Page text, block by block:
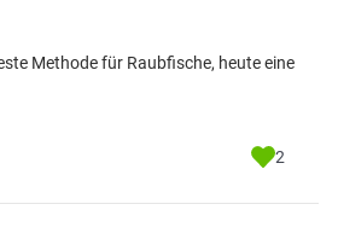
Methode für Raubfische, heute eine
2